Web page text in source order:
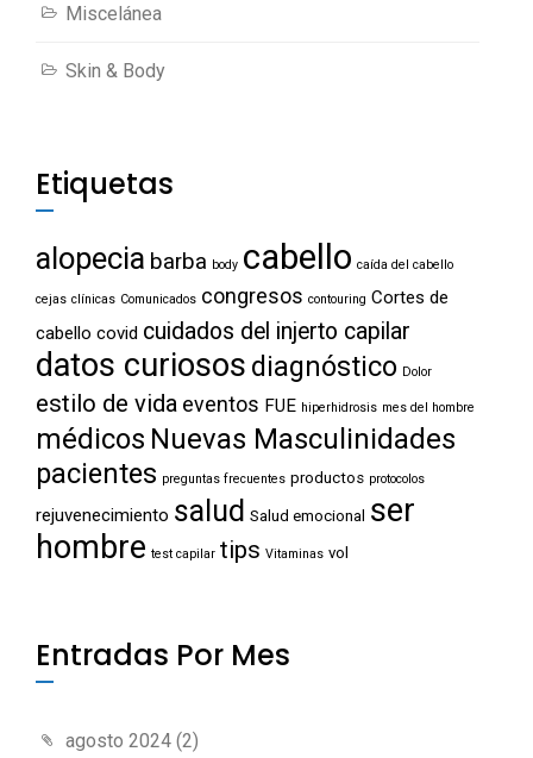
Miscelánea
Skin & Body
Etiquetas
alopecia barba body cabello caída del cabello
cejas clínicas Comunicados congresos contouring Cortes de
cabello covid cuidados del injerto capilar
datos curiosos diagnóstico Dolor
estilo de vida eventos FUE hiperhidrosis mes del hombre
médicos Nuevas Masculinidades
pacientes preguntas frecuentes productos protocolos
rejuvenecimiento salud Salud emocional ser
hombre test capilar tips Vitaminas vol
Entradas Por Mes
agosto 2024 (2)